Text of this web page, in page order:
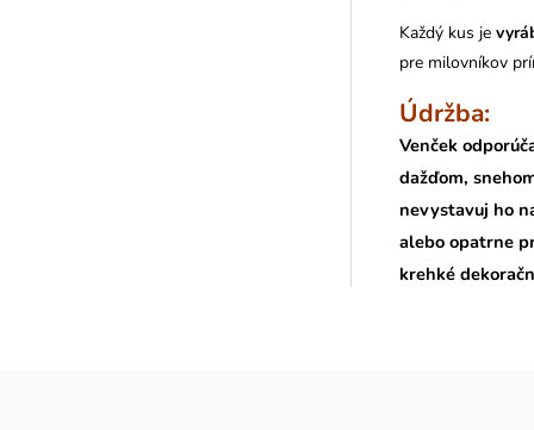
Každý kus je
pre milovníkov
Údržba:
Venček
dažďom,
nevystavuj ho
alebo opatrne
krehké